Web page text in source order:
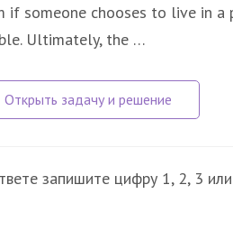
someone chooses to live in a
Ultimately, the …
запишите цифру 1, 2, 3